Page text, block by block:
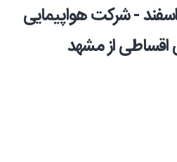
تور مالزی 8 روزه 25 اسفند - شرکت هواپیمایی
اقساطی از مشهد